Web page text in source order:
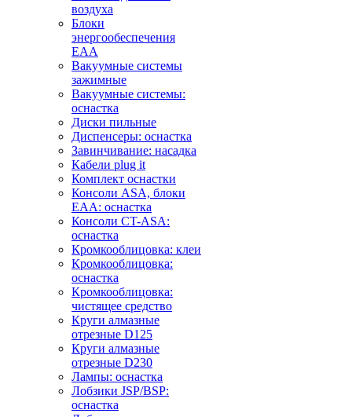
воздуха
Блоки
энергообеспечения
EAA
Вакуумные системы
зажимные
Вакуумные системы:
оснастка
Диски пильные
Диспенсеры: оснастка
Завинчивание: насадка
Кабели plug it
Комплект оснастки
Консоли ASA, блоки
EAA: оснастка
Консоли CT-ASA:
оснастка
Кромкооблицовка: клеи
Кромкооблицовка:
оснастка
Кромкооблицовка:
чистящее средство
Круги алмазные
отрезные D125
Круги алмазные
отрезные D230
Лампы: оснастка
Лобзики JSP/BSP:
оснастка